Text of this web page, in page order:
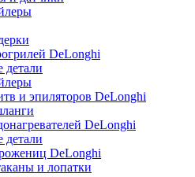
DeLonghi
детали
и эпиляторов DeLonghi
DeLonghi
детали
DeLonghi
и лопатки